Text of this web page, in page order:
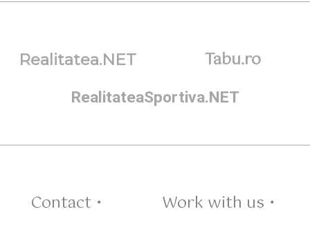
Realitatea.NET Tabu.ro
RealitateaSportiva.NET
Contact • Work with us •